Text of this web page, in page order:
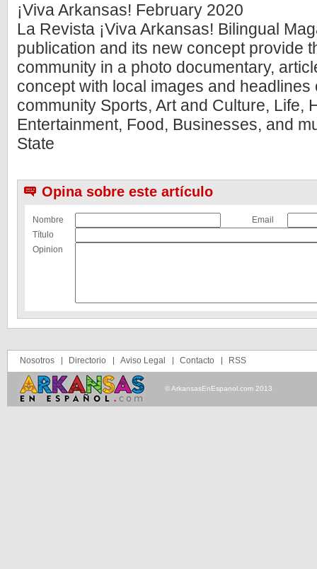
¡Viva Arkansas! February 2020
La Revista ¡Viva Arkansas! Bilingual
publication and its new concept provide
community in a photo documentary,
concept with local images and
community Sports, Art and Culture, Life,
Entertainment, Food, Businesses, and
State
Opina sobre este artículo
Nombre
Email
Título
Opinion
Nosotros Directorio Aviso Legal Contacto RSS
© ArkansasEnEspanol.com 2013